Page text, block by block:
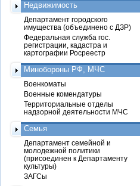
Недвижимость
Департамент городского
имущества (объединено с ДЗР)
Федеральная служба гос.
регистрации, кадастра и
картографии Росреестр
Минобороны РФ, МЧС
Военкоматы
Военные комендатуры
Территориальные отделы
надзорной деятельности МЧС
Семья
Департамент семейной и
молодежной политики
(присоединен к Департаменту
культуры)
ЗАГСы